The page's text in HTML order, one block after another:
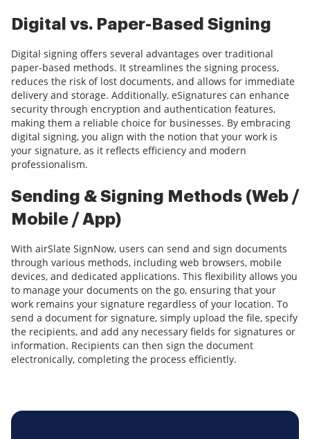
Digital vs. Paper-Based Signing
Digital signing offers several advantages over traditional
paper-based methods. It streamlines the signing process,
reduces the risk of lost documents, and allows for immediate
delivery and storage. Additionally, eSignatures can enhance
security through encryption and authentication features,
making them a reliable choice for businesses. By embracing
digital signing, you align with the notion that your work is
your signature, as it reflects efficiency and modern
professionalism.
Sending & Signing Methods (Web /
Mobile / App)
With airSlate SignNow, users can send and sign documents
through various methods, including web browsers, mobile
devices, and dedicated applications. This flexibility allows you
to manage your documents on the go, ensuring that your
work remains your signature regardless of your location. To
send a document for signature, simply upload the file, specify
the recipients, and add any necessary fields for signatures or
information. Recipients can then sign the document
electronically, completing the process efficiently.